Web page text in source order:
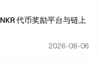
代币奖励平台与链上
2026-08-06